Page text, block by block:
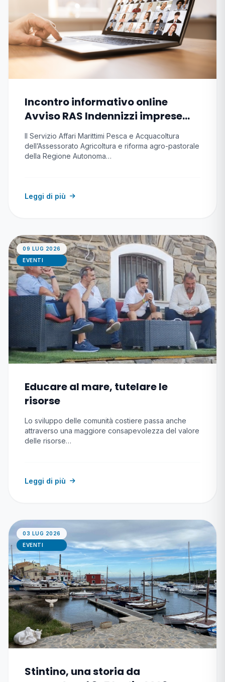
Incontro informativo online
Avviso RAS Indennizzi imprese
pesca e acquacoltura causa
conflitto
Il Servizio Affari Marittimi Pesca e Acquacoltura
dell’Assessorato Agricoltura e riforma agro-pastorale
della Regione Autonoma…
Leggi di più
09 LUG 2026
EVENTI
Educare al mare, tutelare le
risorse
Lo sviluppo delle comunità costiere passa anche
attraverso una maggiore consapevolezza del valore
delle risorse…
Leggi di più
03 LUG 2026
EVENTI
Stintino, una storia da